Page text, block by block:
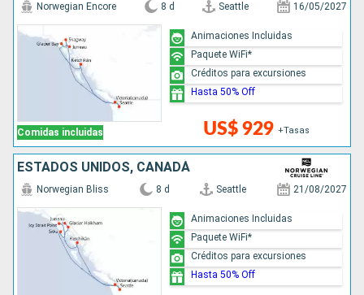
Comidas incluidas
Norwegian Encore 8 d Seattle 16/05/2027
US$ 929 +Tasas
Animaciones Incluidas
Paquete WiFi*
Créditos para excursiones
Hasta 50% Off
ESTADOS UNIDOS, CANADÁ
Norwegian Bliss 8 d Seattle 21/08/2027
Animaciones Incluidas
Paquete WiFi*
Créditos para excursiones
Hasta 50% Off